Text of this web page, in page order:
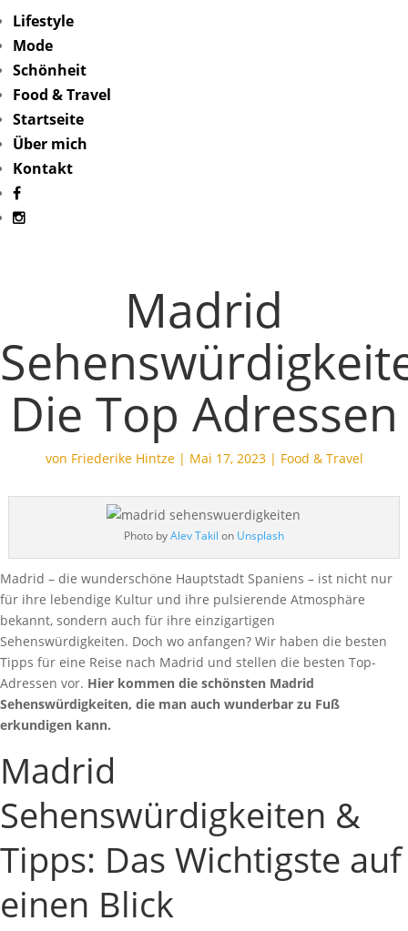
Lifestyle
Mode
Schönheit
Food & Travel
Startseite
Über mich
Kontakt
Madrid
Die Top Adressen
von Friederike Hintze| Mai 17, 2023| Food & Travel
Photo byAlev Takil on Unsplash
Madrid – die wunderschöne Hauptstadt Spaniens – ist nicht nur
für ihre lebendige Kultur und ihre pulsierende Atmosphäre
bekannt, sondern auch für ihre einzigartigen
Sehenswürdigkeiten. Doch wo anfangen? Wir haben die besten
Tipps für eine Reise nach Madrid und stellen die besten Top-
Adressen vor. Hier kommen die schönsten Madrid
Sehenswürdigkeiten, die man auch wunderbar zu Fuß
erkundigen kann.
Madrid
Sehenswürdigkeiten &
Tipps: Das Wichtigste auf
einen Blick